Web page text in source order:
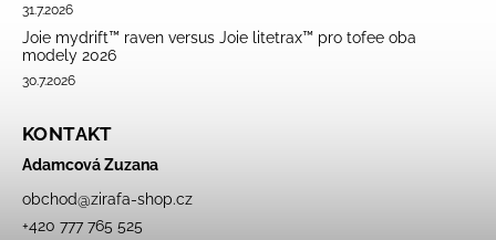
31.7.2026
Joie mydrift™ raven versus Joie litetrax™ pro tofee oba
modely 2026
30.7.2026
KONTAKT
Adamcová Zuzana
obchod@zirafa-shop.cz
+420 777 765 525